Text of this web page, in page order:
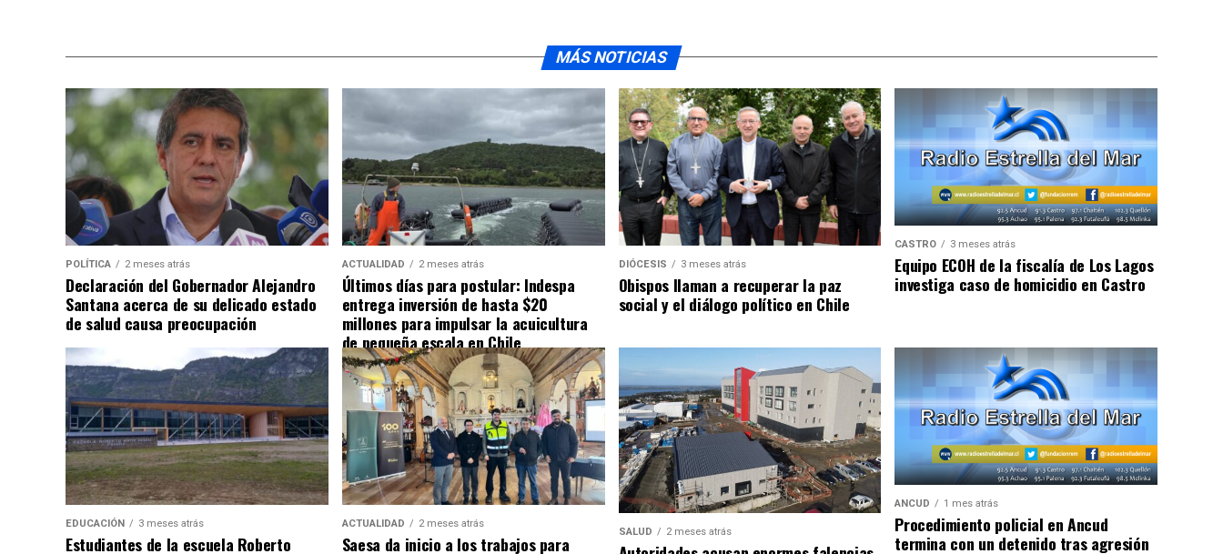
MÁS NOTICIAS
POLÍTICA 2 meses atrás
Declaración del Gobernador Alejandro
Santana acerca de su delicado estado
de salud causa preocupación
ACTUALIDAD 2 meses atrás
Últimos días para postular: Indespa
entrega inversión de hasta $20
millones para impulsar la acuicultura
de pequeña escala en Chile
DIÓCESIS 3 meses atrás
Obispos llaman a recuperar la paz
social y el diálogo político en Chile
CASTRO 3 meses atrás
Equipo ECOH de la fiscalía de Los Lagos
investiga caso de homicidio en Castro
EDUCACIÓN 3 meses atrás
Estudiantes de la escuela Roberto
ACTUALIDAD 2 meses atrás
Saesa da inicio a los trabajos para
SALUD 2 meses atrás
ANCUD 1 mes atrás
Procedimiento policial en Ancud
termina con un detenido tras agresión